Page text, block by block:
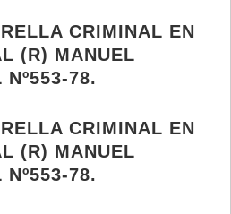
CRIMINAL EN
(R) MANUEL
Nº553-78.
CRIMINAL EN
(R) MANUEL
Nº553-78.